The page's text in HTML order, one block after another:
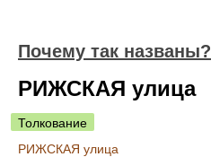
Почему так названы?
РИЖСКАЯ улица
Толкование
РИЖСКАЯ улица